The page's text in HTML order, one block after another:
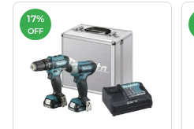
17%
OFF